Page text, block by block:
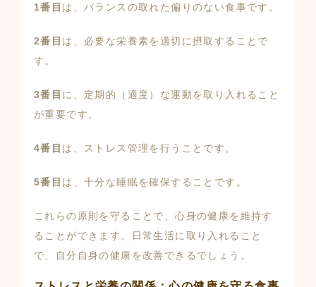
1番目 は、バランスの取れた偏りのない食事です。
2番目 は、必要な栄養素を適切に摂取することで
す。
3番目 に、定期的（適度）な運動を取り入れること
が重要です。
4番目 は、ストレス管理を行うことです。
5番目 は、十分な睡眠を確保することです。
これらの原則を守ることで、心身の健康を維持す
ることができます。日常生活に取り入れること
で、自分自身の健康を改善できるでしょう。